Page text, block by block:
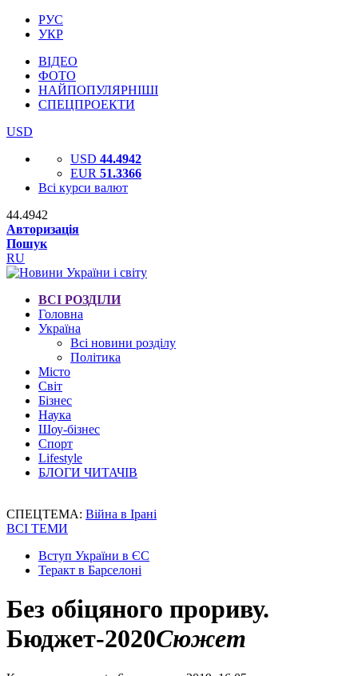
РУС
УКР
ВІДЕО
ФОТО
НАЙПОПУЛЯРНІШІ
СПЕЦПРОЕКТИ
USD
USD 44.4942
EUR 51.3366
Всі курси валют
44.4942
Авторизація
Пошук
RU
ВСІ РОЗДІЛИ
Головна
Україна
Всі новини розділу
Політика
Місто
Світ
Бізнес
Наука
Шоу-бізнес
Спорт
Lifestyle
БЛОГИ ЧИТАЧІВ
СПЕЦТЕМА: Війна в Ірані
ВСІ ТЕМИ
Вступ України в ЄС
Теракт в Барселоні
Без обіцяного прориву.
Бюджет-2020Сюжет